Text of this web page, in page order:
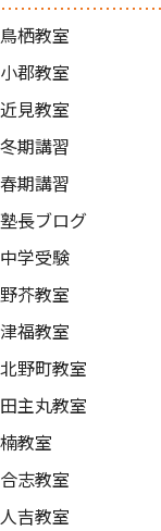
鳥栖教室
小郡教室
近見教室
冬期講習
春期講習
塾長ブログ
中学受験
野芥教室
津福教室
北野町教室
田主丸教室
楠教室
合志教室
人吉教室